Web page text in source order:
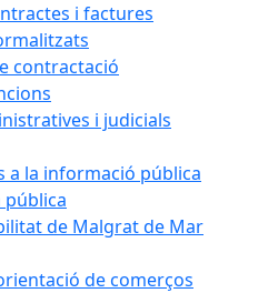
i factures
contractació
i judicials
a la informació pública
pública
de Malgrat de Mar
de comerços